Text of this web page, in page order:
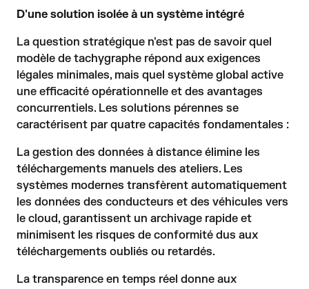
D'une solution isolée à un système intégré
La question stratégique n'est pas de savoir quel
modèle de tachygraphe répond aux exigences
légales minimales, mais quel système global active
une efficacité opérationnelle et des avantages
concurrentiels. Les solutions pérennes se
caractérisent par quatre capacités fondamentales :
La gestion des données à distance élimine les
téléchargements manuels des ateliers. Les
systèmes modernes transfèrent automatiquement
les données des conducteurs et des véhicules vers
le cloud, garantissent un archivage rapide et
minimisent les risques de conformité dus aux
téléchargements oubliés ou retardés.
La transparence en temps réel donne aux